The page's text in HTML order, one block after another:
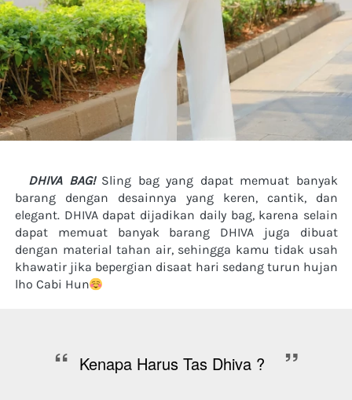
DHIVA BAG! Sling bag yang dapat memuat banyak
barang dengan desainnya yang keren, cantik, dan
elegant. DHIVA dapat dijadikan daily bag, karena selain
dapat memuat banyak barang DHIVA juga dibuat
dengan material tahan air, sehingga kamu tidak usah
khawatir jika bepergian disaat hari sedang turun hujan
lho Cabi Hun
“ Kenapa Harus Tas Dhiva ? ”